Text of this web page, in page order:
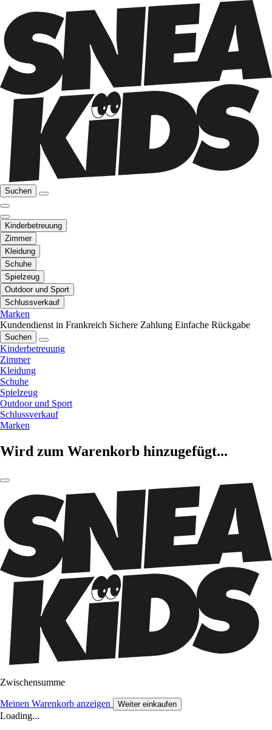
Suchen
Kinderbetreuung
Zimmer
Kleidung
Schuhe
Spielzeug
Outdoor und Sport
Schlussverkauf
Marken
Kundendienst in Frankreich Sichere Zahlung Einfache Rückgabe
Suchen
Kinderbetreuung
Zimmer
Kleidung
Schuhe
Spielzeug
Outdoor und Sport
Schlussverkauf
Marken
Wird zum Warenkorb hinzugefügt...
Zwischensumme
Meinen Warenkorb anzeigen Weiter einkaufen
Loading...